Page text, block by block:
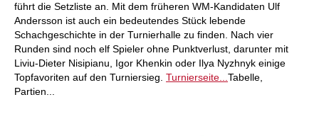
führt die Setzliste an. Mit dem früheren WM-Kandidaten Ulf
Andersson ist auch ein bedeutendes Stück lebende
Schachgeschichte in der Turnierhalle zu finden. Nach vier
Runden sind noch elf Spieler ohne Punktverlust, darunter mit
Liviu-Dieter Nisipianu, Igor Khenkin oder Ilya Nyzhnyk einige
Topfavoriten auf den Turniersieg. Turnierseite... Tabelle,
Partien...